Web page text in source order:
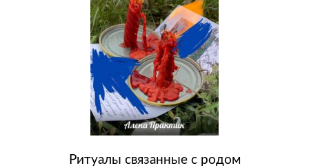
Ритуалы связанные с родом